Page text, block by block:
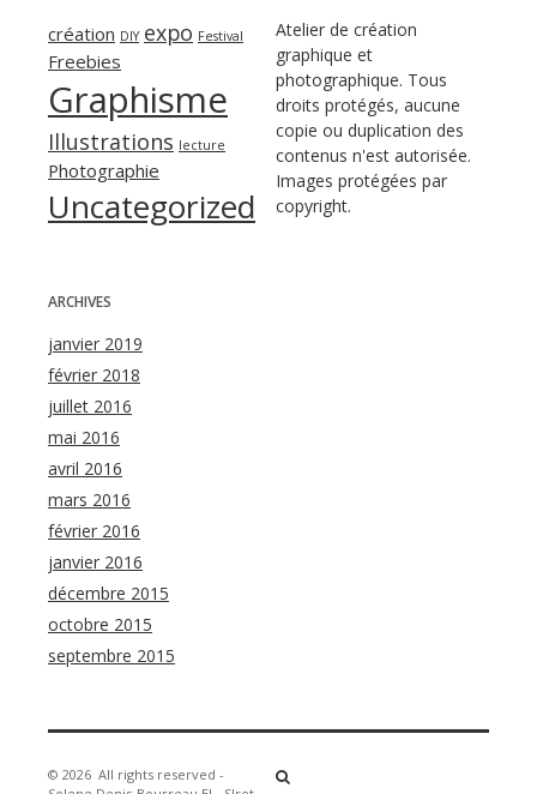
création DIY expo Festival
Freebies
Graphisme
Illustrations lecture
Photographie
Uncategorized
Atelier de création
graphique et
photographique. Tous
droits protégés, aucune
copie ou duplication des
contenus n'est autorisée.
Images protégées par
copyright.
ARCHIVES
janvier 2019
février 2018
juillet 2016
mai 2016
avril 2016
mars 2016
février 2016
janvier 2016
décembre 2015
octobre 2015
septembre 2015
© 2026 All rights reserved -